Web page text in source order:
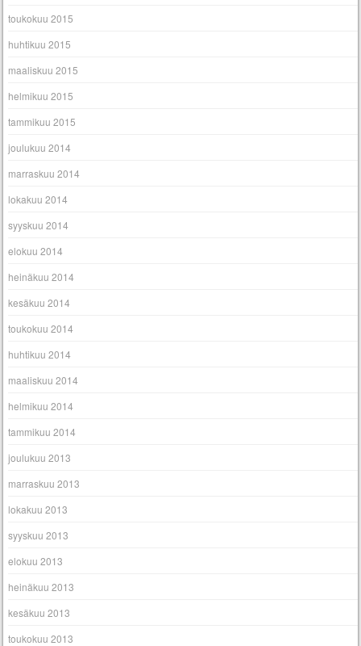
toukokuu 2015
huhtikuu 2015
maaliskuu 2015
helmikuu 2015
tammikuu 2015
joulukuu 2014
marraskuu 2014
lokakuu 2014
syyskuu 2014
elokuu 2014
heinäkuu 2014
kesäkuu 2014
toukokuu 2014
huhtikuu 2014
maaliskuu 2014
helmikuu 2014
tammikuu 2014
joulukuu 2013
marraskuu 2013
lokakuu 2013
syyskuu 2013
elokuu 2013
heinäkuu 2013
kesäkuu 2013
toukokuu 2013